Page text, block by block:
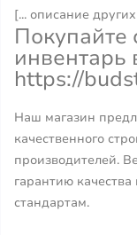
[... описание
Покупайте
инвентарь
https://
Наш магазин
качественного
производителей.
гарантию
стандартам.